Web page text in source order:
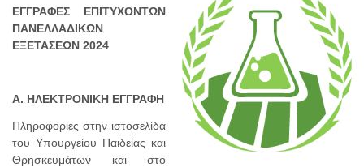
ΕΓΓΡΑΦΕΣ ΕΠΙΤΥΧΟΝΤΩΝ
ΠΑΝΕΛΛΑΔΙΚΩΝ
ΕΞΕΤΑΣΕΩΝ 2024
Α. ΗΛΕΚΤΡΟΝΙΚΗ ΕΓΓΡΑΦΗ
Πληροφορίες στην ιστοσελίδα
του Υπουργείου Παιδείας και
Θρησκευμάτων και στο